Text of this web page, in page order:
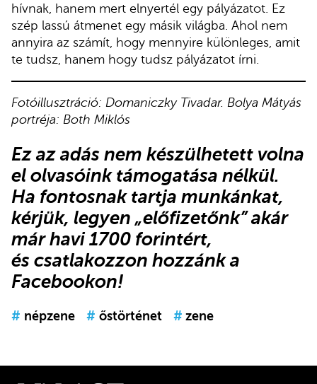
hívnak, hanem mert elnyertél egy pályázatot. Ez
szép lassú átmenet egy másik világba. Ahol nem
annyira az számít, hogy mennyire különleges, amit
te tudsz, hanem hogy tudsz pályázatot írni.
Fotóillusztráció: Domaniczky Tivadar. Bolya Mátyás
portréja: Both Miklós
Ez az adás nem készülhetett volna
el olvasóink támogatása nélkül.
Ha fontosnak tartja munkánkat,
kérjük, legyen „előfizetőnk”akár
már havi 1700 forintért,
és csatlakozzon hozzánk a
Facebookon!
# népzene # őstörténet # zene